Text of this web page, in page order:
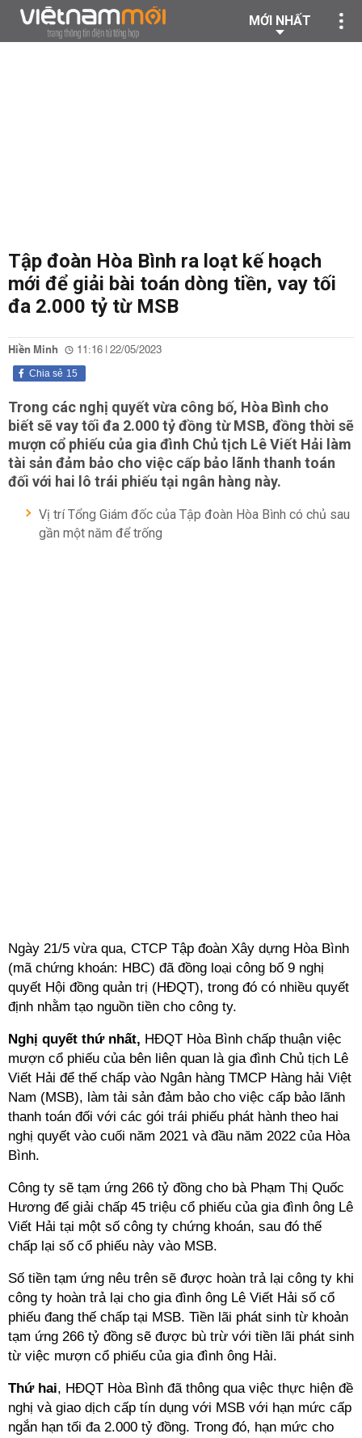
MỚI NHẤT
Tập đoàn Hòa Bình ra loạt kế hoạch
mới để giải bài toán dòng tiền, vay tối
đa 2.000 tỷ từ MSB
Hiền Minh 11:16 | 22/05/2023
15
Chia sẻ
Trong các nghị quyết vừa công bố, Hòa Bình cho
biết sẽ vay tối đa 2.000 tỷ đồng từ MSB, đồng thời sẽ
mượn cổ phiếu của gia đình Chủ tịch Lê Viết Hải làm
tài sản đảm bảo cho việc cấp bảo lãnh thanh toán
đối với hai lô trái phiếu tại ngân hàng này.
Vị trí Tổng Giám đốc của Tập đoàn Hòa Bình có chủ sau
gần một năm để trống
Ngày 21/5 vừa qua, CTCP Tập đoàn Xây dựng Hòa Bình
(mã chứng khoán: HBC) đã đồng loại công bố 9 nghị
quyết Hội đồng quản trị (HĐQT), trong đó có nhiều quyết
định nhằm tạo nguồn tiền cho công ty.
Nghị quyết thứ nhất, HĐQT Hòa Bình chấp thuận việc
mượn cổ phiếu của bên liên quan là gia đình Chủ tịch Lê
Viết Hải để thế chấp vào Ngân hàng TMCP Hàng hải Việt
Nam (MSB), làm tải sản đảm bảo cho việc cấp bảo lãnh
thanh toán đối với các gói trái phiếu phát hành theo hai
nghị quyết vào cuối năm 2021 và đầu năm 2022 của Hòa
Bình.
Công ty sẽ tạm ứng 266 tỷ đồng cho bà Phạm Thị Quốc
Hương để giải chấp 45 triệu cổ phiếu của gia đình ông Lê
Viết Hải tại một số công ty chứng khoán, sau đó thế
chấp lại số cổ phiếu này vào MSB.
Số tiền tạm ứng nêu trên sẽ được hoàn trả lại công ty khi
công ty hoàn trả lại cho gia đình ông Lê Viết Hải số cổ
phiếu đang thế chấp tại MSB. Tiền lãi phát sinh từ khoản
tạm ứng 266 tỷ đồng sẽ được bù trừ với tiền lãi phát sinh
từ việc mượn cổ phiếu của gia đình ông Hải.
Thứ hai, HĐQT Hòa Bình đã thông qua việc thực hiện đề
nghị và giao dịch cấp tín dụng với MSB với hạn mức cấp
ngắn hạn tối đa 2.000 tỷ đồng. Trong đó, hạn mức cho